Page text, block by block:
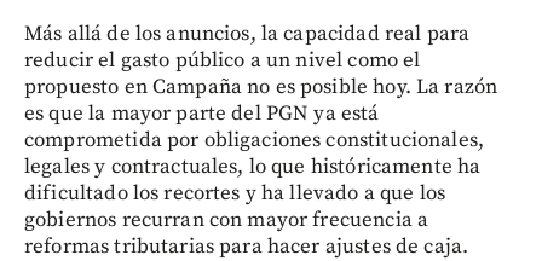
Más allá de los anuncios, la capacidad real para
reducir el gasto público a un nivel como el
propuesto en Campaña no es posible hoy. La razón
es que la mayor parte del PGN ya está
comprometida por obligaciones constitucionales,
legales y contractuales, lo que históricamente ha
dificultado los recortes y ha llevado a que los
gobiernos recurran con mayor frecuencia a
reformas tributarias para hacer ajustes de caja.